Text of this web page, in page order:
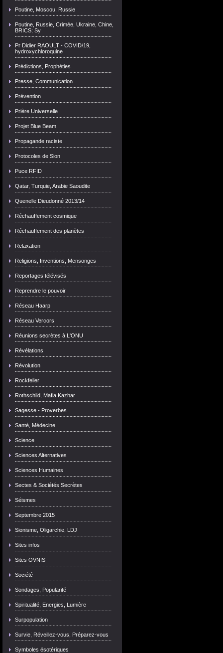
Poutine, Moscou, Russie
Poutine, Russie, Crimée, Ukraine, Chine,
BRICS; Sy
Pr Didier RAOULT - COVID/19,
hydroxychloroquine
Prédictions, Prophéties
Presse, Communication
Prévention
Prière Universelle
Projet Blue Beam
Propagande raciste
Protocoles de Sion
Puce RFID
Qatar, Turquie, Arabie Saoudite
Quenelle Dieudonné 2013/14
Réchauffement cosmique
Réchauffement des planètes
Relaxation
Religions, Inventions, Mensonges
Reportages télévisés
Reprendre le pouvoir
Réseau Haarp
Réseau Vercors
Réunions secrètes à L'ONU
Révélations
Révolution
Rockfeller
Rothschild, Mafia Kazhar
Sagesse - Proverbes
Santé, Médecine
Science
Sciences Alternatives
Sciences Humaines
Sectes & Sociétés Secrètes
Séismes
Septembre 2015
Sionisme, Oligarchie, LDJ
Sites infos
Sites OVNIS
Société
Sondages, Popularité
Spiritualité, Energies, Lumière
Surpopulation
Survie, Réveillez-vous, Préparez-vous
Symboles ésotériques